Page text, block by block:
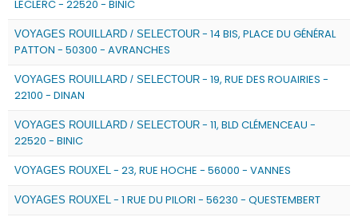
LECLERC - 22520 - BINIC
VOYAGES ROUILLARD / SELECTOUR - 14 BIS, PLACE DU GÉNÉRAL
PATTON - 50300 - AVRANCHES
VOYAGES ROUILLARD / SELECTOUR - 19, RUE DES ROUAIRIES -
22100 - DINAN
VOYAGES ROUILLARD / SELECTOUR - 11, BLD CLÉMENCEAU -
22520 - BINIC
VOYAGES ROUXEL - 23, RUE HOCHE - 56000 - VANNES
VOYAGES ROUXEL - 1 RUE DU PILORI - 56230 - QUESTEMBERT